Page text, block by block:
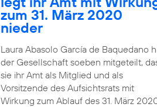
zum 31. März 2020
nieder
Laura Abasolo García de Baquedano
der Gesellschaft soeben mitgeteilt,
sie ihr Amt als Mitglied und als
Vorsitzende des Aufsichtsrats mit
Wirkung zum Ablauf des 31. März